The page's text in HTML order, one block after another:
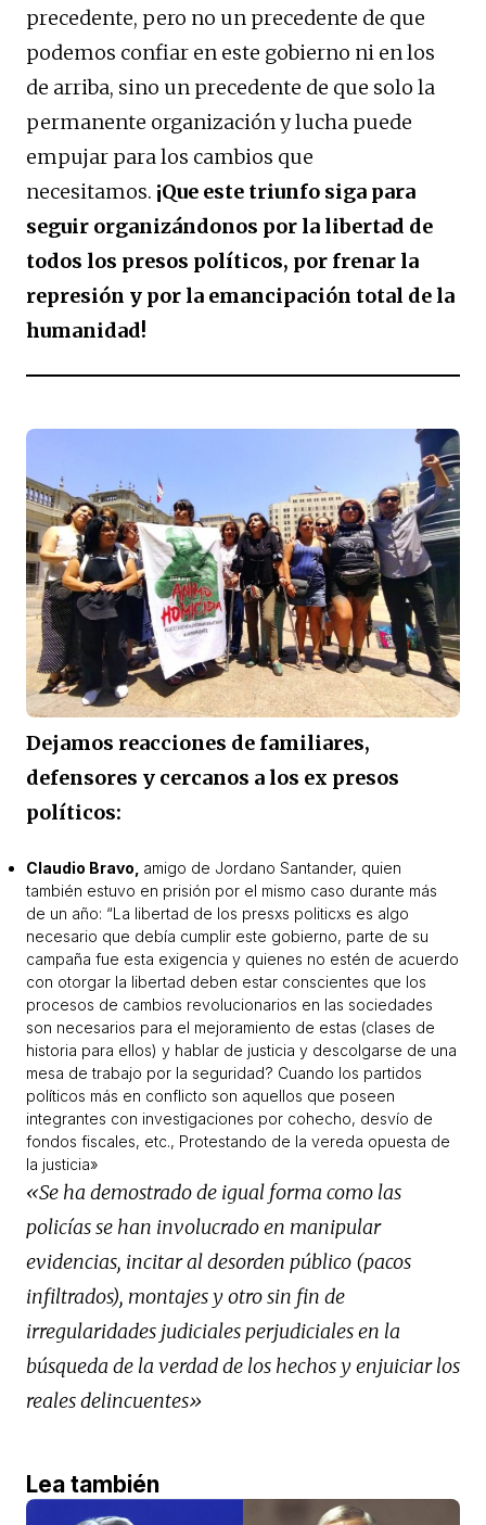
precedente, pero no un precedente de que
podemos confiar en este gobierno ni en los
de arriba, sino un precedente de que solo la
permanente organización y lucha puede
empujar para los cambios que
necesitamos. ¡Que este triunfo siga para
seguir organizándonos por la libertad de
todos los presos políticos, por frenar la
represión y por la emancipación total de la
humanidad!
Dejamos reacciones de familiares,
defensores y cercanos a los ex presos
políticos:
Claudio Bravo, amigo de Jordano Santander, quien
también estuvo en prisión por el mismo caso durante más
de un año: “La libertad de los presxs politicxs es algo
necesario que debía cumplir este gobierno, parte de su
campaña fue esta exigencia y quienes no estén de acuerdo
con otorgar la libertad deben estar conscientes que los
procesos de cambios revolucionarios en las sociedades
son necesarios para el mejoramiento de estas (clases de
historia para ellos) y hablar de justicia y descolgarse de una
mesa de trabajo por la seguridad? Cuando los partidos
políticos más en conflicto son aquellos que poseen
integrantes con investigaciones por cohecho, desvío de
fondos fiscales, etc., Protestando de la vereda opuesta de
la justicia»
«Se ha demostrado de igual forma como las
policías se han involucrado en manipular
evidencias, incitar al desorden público (pacos
infiltrados), montajes y otro sin fin de
irregularidades judiciales perjudiciales en la
búsqueda de la verdad de los hechos y enjuiciar los
reales delincuentes»
Lea también